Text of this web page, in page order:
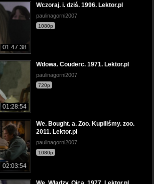
01:47:38
Wczoraj. i. dziś. 1996. Lektor.pl
paulinagorni2007
1080p
01:28:54
Wdowa. Couderc. 1971. Lektor.pl
paulinagorni2007
720p
02:03:54
We. Bought. a. Zoo. Kupiliśmy. zoo.
2011. Lektor.pl
paulinagorni2007
1080p